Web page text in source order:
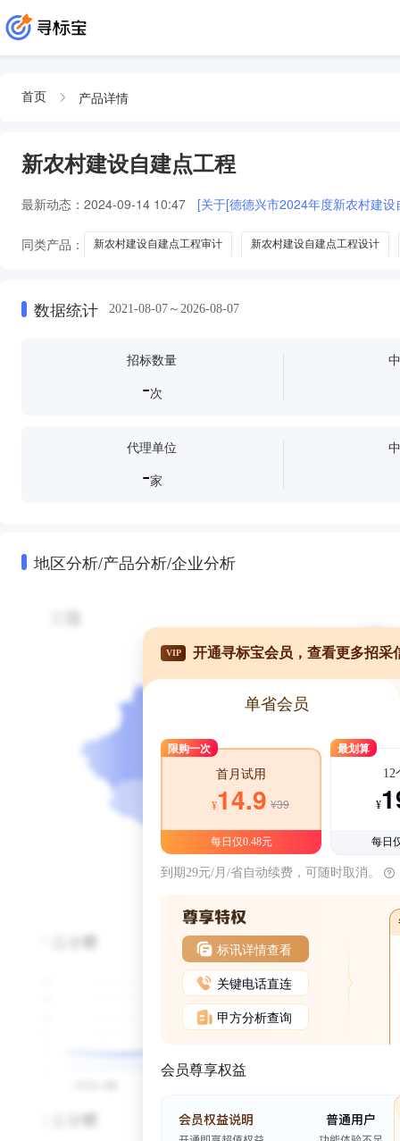
首页 产品详情
新农村建设自建点工程
最新动态： 2024-09-14 10:47 [关于[德德兴市2024年度新农村建
同类产品： 新农村建设自建点工程审计 新农村建设自建点工程设计
数据统计 2021-08-07～2026-08-07
招标数量
-次
代理单位
-家
地区分析/产品分析/企业分析
VIP 开通寻标宝会员，查看更多招采
单省会员
限购一次
首月试用
¥14.9 ¥39
每日仅0.48元
最划算
12
¥
每日
到期29元/月/省自动续费，可随时取消。
标讯详情查看
关键电话直连
甲方分析查询
会员尊享权益